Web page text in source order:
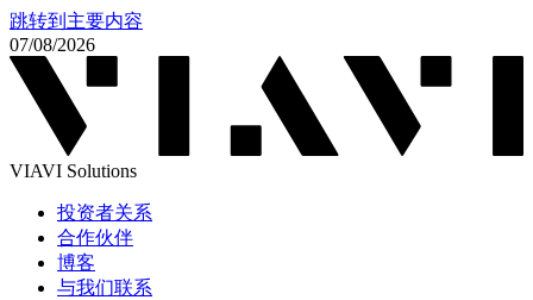
跳转到主要内容
07/08/2026
VIAVI Solutions
投资者关系
合作伙伴
博客
与我们联系